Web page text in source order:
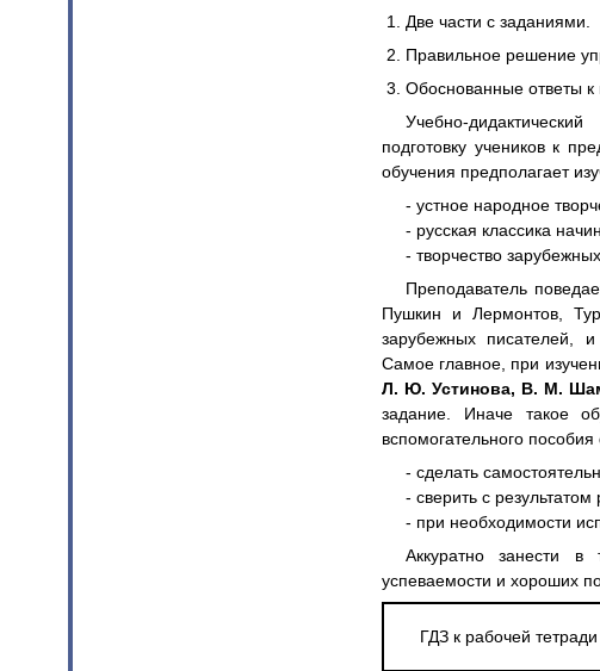
Две части с заданиями.
Правильное решение
Обоснованные ответы к
Учебно-
подготовку учеников к
обучения предполагает
- устное народное
- русская классика
- творчество
Преподаватель
Пушкин и Лермонтов,
зарубежных писателей,
Самое главное, при
Л. Ю. Устинова, В. М.
задание. Иначе такое
вспомогательного
- сделать
- сверить с
- при необходимости
Аккуратно занести в
успеваемости и хороших
ГДЗ к рабочей